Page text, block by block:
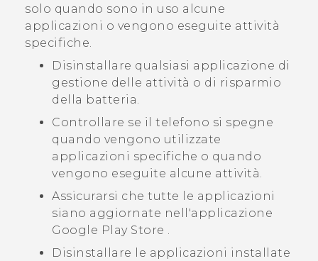
solo quando sono in uso alcune
applicazioni o vengono eseguite attività
specifiche.
Disinstallare qualsiasi applicazione di
gestione delle attività o di risparmio
della batteria.
Controllare se il telefono si spegne
quando vengono utilizzate
applicazioni specifiche o quando
vengono eseguite alcune attività.
Assicurarsi che tutte le applicazioni
siano aggiornate nell'applicazione
Google Play Store .
Disinstallare le applicazioni installate